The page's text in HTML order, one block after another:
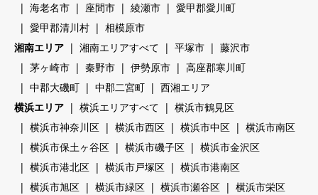
海老名市
座間市 綾瀬市
愛甲郡愛川町
愛甲郡清川村
相模原市
湘南エリア
湘南エリアすべて 平塚市
藤沢市
茅ヶ崎市
秦野市 伊勢原市
高座郡寒川町
中郡大磯町
中郡二宮町
西湘エリア
横浜エリア
横浜エリアすべて
横浜市鶴見区
横浜市神奈川区
横浜市西区 横浜市中区
横浜市南区
横浜市保土ヶ谷区
横浜市磯子区
横浜市金沢区
横浜市港北区
横浜市戸塚区
横浜市港南区
横浜市旭区
横浜市緑区 横浜市瀬谷区
横浜市栄区